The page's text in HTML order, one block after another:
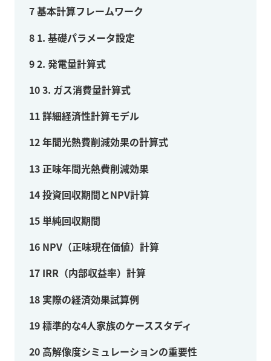
7基本計算フレームワーク
8 1. 基礎パラメータ設定
92. 発電量計算式
103. ガス消費量計算式
11詳細経済性計算モデル
12年間光熱費削減効果の計算式
13 正味年間光熱費削減効果
14投資回収期間とNPV計算
15単純回収期間
16 NPV（正味現在価値）計算
17 IRR（内部収益率）計算
18 実際の経済効果試算例
19標準的な4人家族のケーススタディ
20 高解像度シミュレーションの重要性